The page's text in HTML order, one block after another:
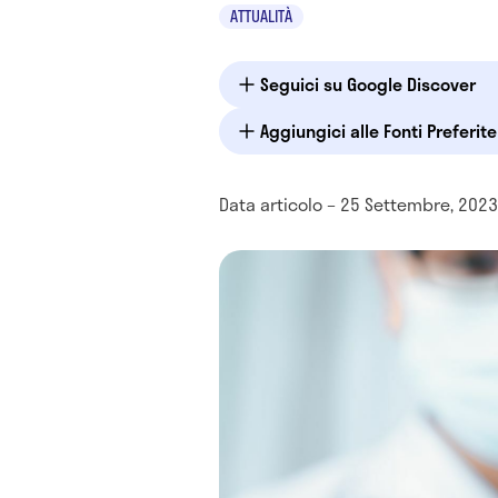
ATTUALITÀ
Seguici su Google Discover
Aggiungici alle Fonti
Data articolo – 25 Settembre, 2023